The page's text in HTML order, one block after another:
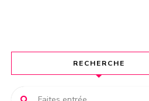
RECHERCHE